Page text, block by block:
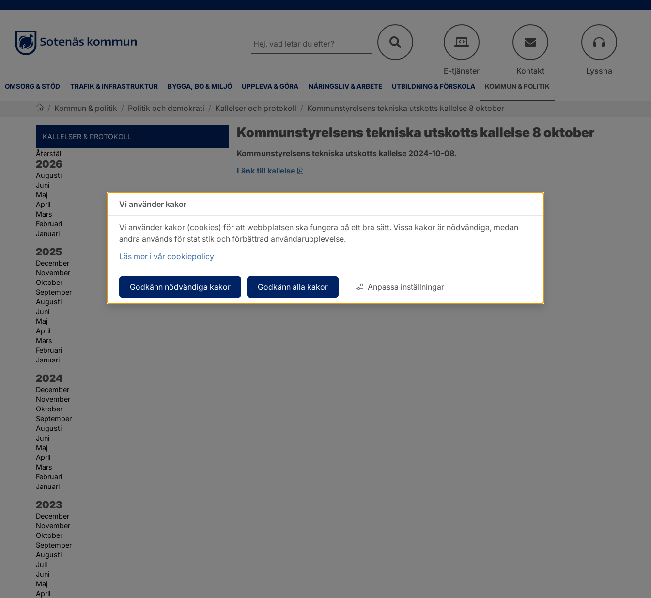
OMSORG & STÖD TRAFIK & INFRASTRUKTUR BYGGA, BO & MILJÖ UPPLEVA & GÖRA NÄRINGSLIV & ARBETE UTBILDNING & FÖRSKOLA KOMMUN & POLITIK
webbplatsen
E-tjänster Kontakt Lyssna
/ Kommun & politik / Politik och demokrati / Kallelser och protokoll / Kommunstyrelsens tekniska utskotts kallelse 8 oktober
KALLELSER & PROTOKOLL
Återställ
År:
2026
Augusti
Juni
Maj
April
Mars
Februari
Januari
År:
2025
December
November
Oktober
September
Augusti
Juni
Maj
April
Mars
Februari
Januari
År:
2024
December
November
Oktober
September
Augusti
Juni
Maj
April
Mars
Februari
Januari
År:
2023
December
November
Oktober
September
Augusti
Juli
Juni
Maj
April
Kommunstyrelsens tekniska utskotts kallelse 8 oktober
Kommunstyrelsens tekniska utskotts kallelse 2024-10-08.
Länk till kallelse
pdf, 134.7 kB, öppnas i nytt fönster.
Vi använder kakor
Vi använder kakor (cookies) för att webbplatsen ska fungera på ett bra sätt. Vissa kakor är nödvändiga, medan
andra används för statistik och förbättrad användarupplevelse.
Läs mer i vår cookiepolicy
Godkänn nödvändiga kakor Godkänn alla kakor Anpassa inställningar